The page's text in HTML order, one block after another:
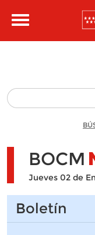
Toggle
BOCM
Jueves 02 de
Boletín